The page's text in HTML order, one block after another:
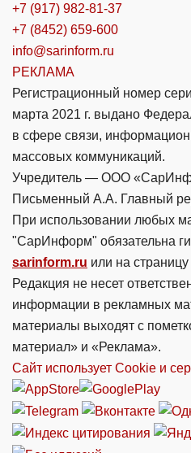
+7 (917) 982-81-37
+7 (8452) 659-600
info@sarinform.ru
РЕКЛАМА
Регистрационный номер
марта 2021 г. выдано
в сфере связи,
массовых коммуникаций.
Учредитель — ООО
Письменный А.А. Главный
При использовании любых
"СарИнформ" обязательна
sarinform.ru или на
Редакция не несет
информации в рекламных
материалы выходят с
материал» и «Реклама».
Сайт использует Cookie и